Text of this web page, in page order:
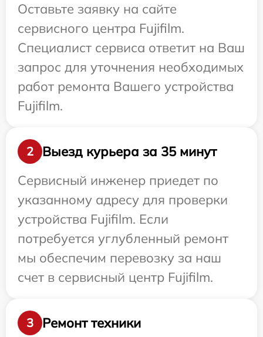
Оставьте заявку на сайте
сервисного центра Fujifilm.
Специалист сервиса ответит на Ваш
запрос для уточнения необходимых
работ ремонта Вашего устройства
Fujifilm.
2
Выезд курьера за 35 минут
Сервисный инженер приедет по
указанному адресу для проверки
устройства Fujifilm. Если
потребуется углубленный ремонт
мы обеспечим перевозку за наш
счет в сервисный центр Fujifilm.
3 Ремонт техники